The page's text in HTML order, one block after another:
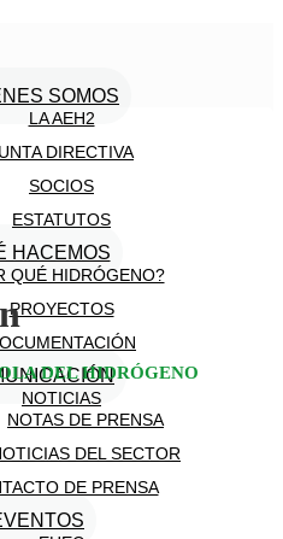
SOMOS
LA AEH2
DIRECTIVA
SOCIOS
ESTATUTOS
HACEMOS
QUÉ HIDRÓGENO?
PROYECTOS
NOTICIAS
NOTAS DE PRENSA
DEL SECTOR
DE PRENSA
DEL HIDRÓGENO